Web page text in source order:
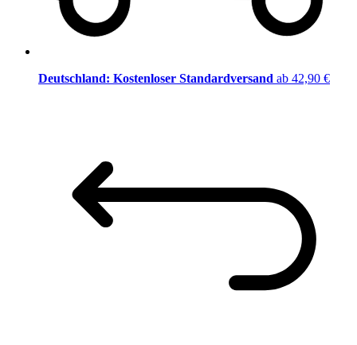
Deutschland: Kostenloser Standardversand ab 42,90 €